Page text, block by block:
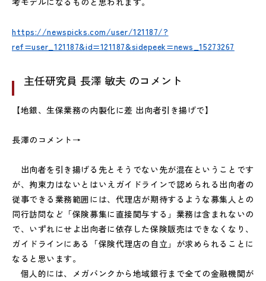
https://newspicks.com/user/121187/?
ref=user_121187&id=121187&sidepeek=news_15273267
主任研究員 長澤 敏夫 のコメント
【地銀、生保業務の内製化に差 出向者引き揚げで】
長澤のコメント→
出向者を引き揚げる先とそうでない先が混在ということです
が、拘束力はないとはいえガイドラインで認められる出向者の
従事できる業務範囲には、代理店が期待するような募集人との
同行訪問など「保険募集に直接関与する」業務は含まれないの
で、いずれにせよ出向者に依存した保険販売はできなくなり、
ガイドラインにある「保険代理店の自立」が求められることに
なると思います。
個人的には、メガバンクから地域銀行まで全ての金融機関が